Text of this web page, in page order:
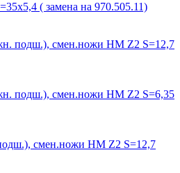
( замена на 970.505.11)
подш.), смен.ножи HM Z2 S=12,7
подш.), смен.ножи HM Z2 S=6,35
смен.ножи HM Z2 S=12,7